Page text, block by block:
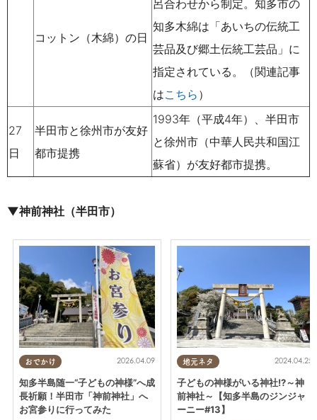
コットン（木綿）の日
呂合わせから制定。知多市の
知多木綿は「あいちの伝統工
芸品及び郷土伝統工芸品」に
指定されている。（関連記事
はこちら ）
27
日
半田市と徐州市が友好
都市提携
1993年（平成4年）、半田市
と徐州市（中華人民共和国江
蘇省）が友好都市提携。
▼神前神社（半田市）
おでかけ 2026.04.09
知多半島随一“子どもの神様”へ成
長祈願！半田市「神前神社」へ
お宮参りに行ってみた
地元ネタ 2024.04.25
子どもの神様がいる神社!?～神
前神社～【知多半島のジンジャ
ーニー#13】